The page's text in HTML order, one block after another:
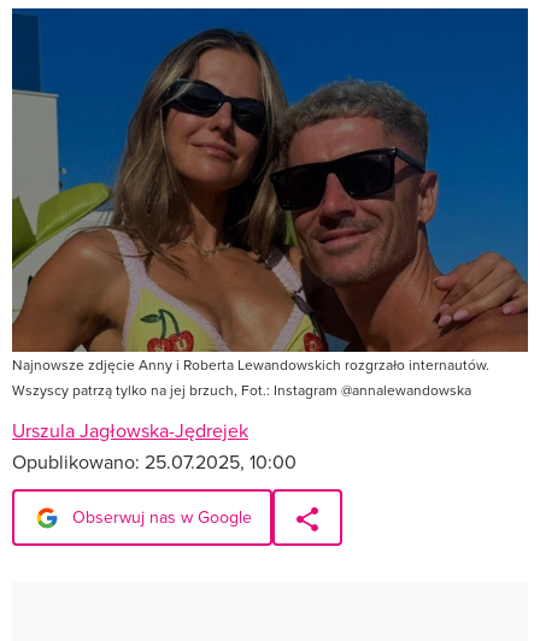
Najnowsze zdjęcie Anny i Roberta Lewandowskich rozgrzało internautów.
Wszyscy patrzą tylko na jej brzuch, Fot.: Instagram @annalewandowska
Urszula Jagłowska-Jędrejek
Opublikowano: 25.07.2025, 10:00
Obserwuj nas w Google